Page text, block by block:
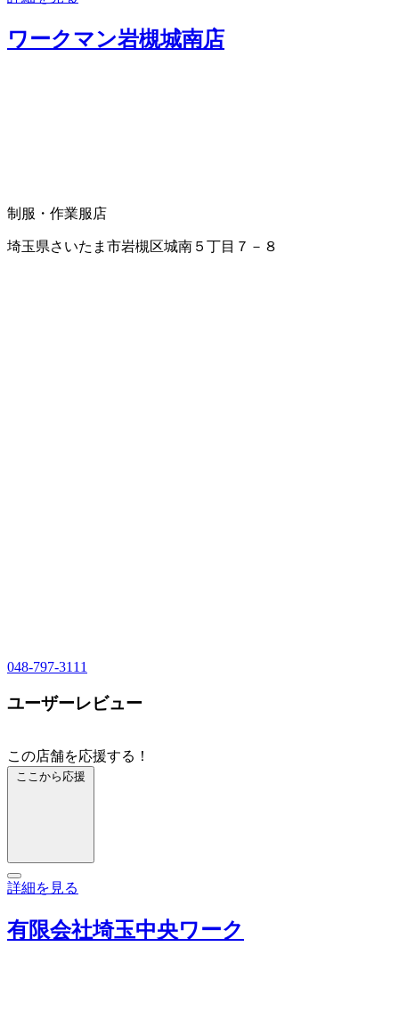
ワークマン岩槻城南店
制服・作業服店
埼玉県さいたま市岩槻区城南５丁目７－８
048-797-3111
ユーザーレビュー
この店舗を応援する！
ここから応援
詳細を見る
有限会社埼玉中央ワーク